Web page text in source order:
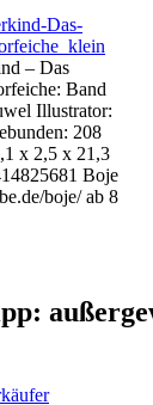
– Das
Band
Illustrator:
208
x 2,5 x 21,3
Boje
boje/ ab 8